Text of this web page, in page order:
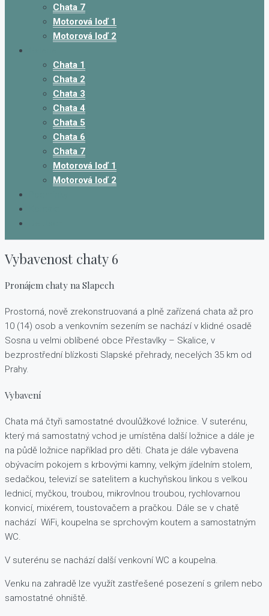
Chata 7
Motorová loď 1
Motorová loď 2
Chata 1
Chata 2
Chata 3
Chata 4
Chata 5
Chata 6
Chata 7
Motorová loď 1
Motorová loď 2
Vybavenost chaty 6
Pronájem chaty na Slapech
Prostorná, nově zrekonstruovaná a plně zařízená chata až pro
10 (14) osob a venkovním sezením se nachází v klidné osadě
Sosna u velmi oblíbené obce Přestavlky – Skalice, v
bezprostřední blízkosti Slapské přehrady, necelých 35 km od
Prahy.
Vybavení
Chata má čtyři samostatné dvoulůžkové ložnice. V suterénu,
který má samostatný vchod je umístěna další ložnice a dále je
na půdě ložnice například pro děti. Chata je dále vybavena
obývacím pokojem s krbovými kamny, velkým jídelním stolem,
sedačkou, televizí se satelitem a kuchyňskou linkou s velkou
lednicí, myčkou, troubou, mikrovlnou troubou, rychlovarnou
konvicí, mixérem, toustovačem a pračkou. Dále se v chatě
nachází WiFi, koupelna se sprchovým koutem a samostatným
WC.
V suterénu se nachází další venkovní WC a koupelna.
Venku na zahradě lze využít zastřešené posezení s grilem nebo
samostatné ohniště.